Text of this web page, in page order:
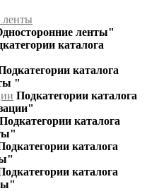
ленты"
каталога
каталога
"
Подкатегории каталога
Подкатегории каталога
каталога
каталога